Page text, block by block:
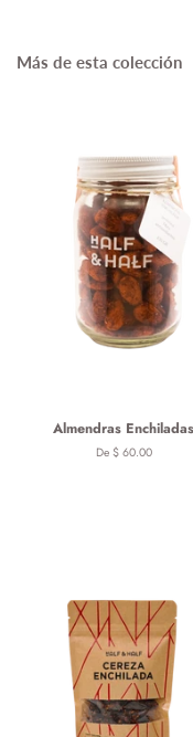
Más de esta colección
Almendras Enchiladas
De $ 60.00